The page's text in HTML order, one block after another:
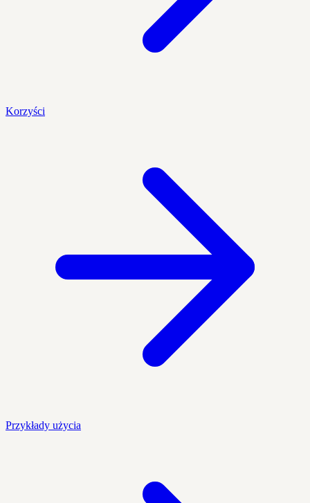
Korzyści
Przykłady użycia